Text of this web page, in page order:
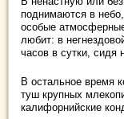
поднимаются в
особые
любит: в
часов в сутки, сидя
В остальное время
туш крупных
калифорнийские